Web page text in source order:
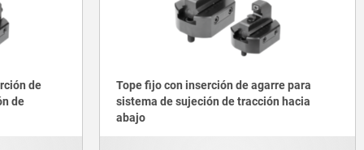
de
de
Tope fijo con inserción de agarre para
sistema de sujeción de tracción hacia
abajo